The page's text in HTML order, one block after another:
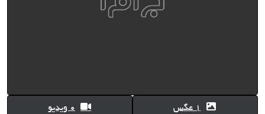
1 عگس 0 ویدیو